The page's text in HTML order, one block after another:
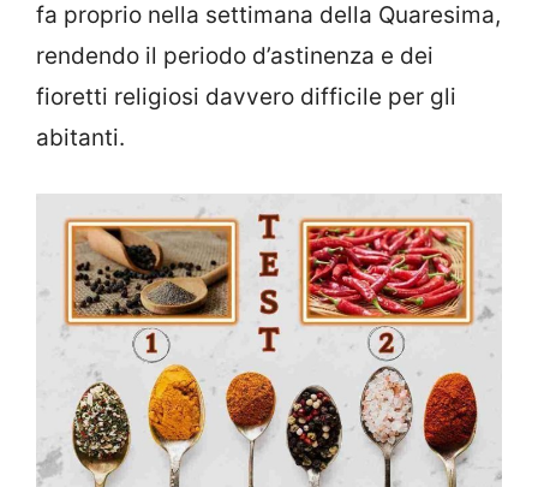
fa proprio nella settimana della Quaresima,
rendendo il periodo d’astinenza e dei
fioretti religiosi davvero difficile per gli
abitanti.